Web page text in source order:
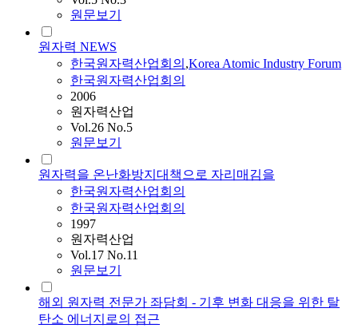
원문보기
원자력 NEWS
한국원자력산업회의 ,Korea Atomic Industry Forum
한국원자력산업회의
2006
원자력산업
Vol.26 No.5
원문보기
원자력을 온난화방지대책으로 자리매김을
한국원자력산업회의
한국원자력산업회의
1997
원자력산업
Vol.17 No.11
원문보기
해외 원자력 전문가 좌담회 - 기후 변화 대응을 위한 탈
탄소 에너지로의 접근